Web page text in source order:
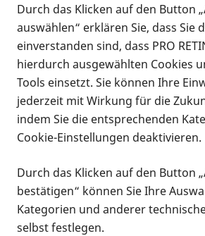
Infomaterial
Infomaterial
Vorlesen
Alle Infomaterialien in
Formaten an einem Ort
Durch das Klicken auf den Button
auswählen“ erklären Sie, dass Sie
einverstanden sind, dass PRO
hierdurch ausgewählten Cookies
Tools einsetzt. Sie können Ihre
jederzeit mit Wirkung für die
indem Sie die entsprechenden
Cookie-Einstellungen deaktivieren.
Durch das Klicken auf den Button
bestätigen“ können Sie Ihre
Kategorien und anderer
selbst festlegen.